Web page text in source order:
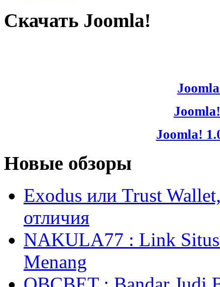
Скачать Joomla!
Joomla!
Новые обзоры
Exodus или Trust
отличия
NAKULA77 : Link Situs
Menang